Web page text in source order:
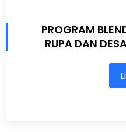
PROGRAM
RUPA DAN